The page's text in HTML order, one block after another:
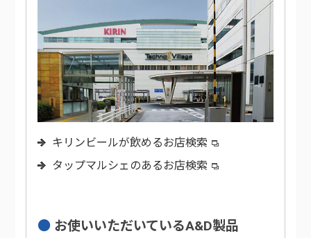
キリンビールが飲めるお店検索
タップマルシェのあるお店検索
お使いいただいているA&D製品